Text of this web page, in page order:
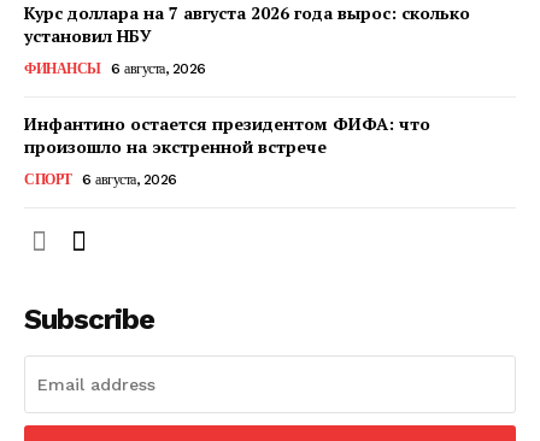
Курс доллара на 7 августа 2026 года вырос: сколько
установил НБУ
ФИНАНСЫ 6 августа, 2026
Инфантино остается президентом ФИФА: что
произошло на экстренной встрече
СПОРТ 6 августа, 2026
Subscribe